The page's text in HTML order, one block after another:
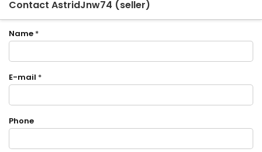
Contact AstridJnw74 (seller)
Name *
E-mail *
Phone